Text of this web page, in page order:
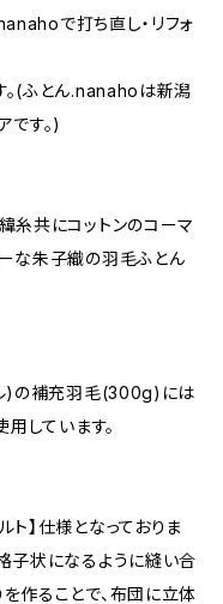
で打ち直し・リフォ
。(ふとん.nanahoは新潟
です。)
糸共にコットンのコーマ
な朱子織の羽毛ふとん
)の補充羽毛(300g)には
しています。
ト】仕様となっておりま
子状になるように縫い合
作ることで、布団に立体